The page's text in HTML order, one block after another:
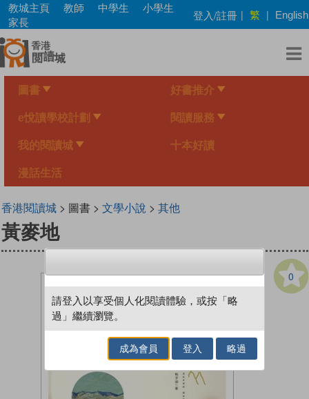
Skip
main
content
教城主頁 教師 中學生
小學生
家長
登入/註冊 | 繁 | English
圖書 好書推介
e悅讀學校計劃 閱讀服務
我的閱讀城 十本好讀
漫話生活
香港閱讀城> 圖書 > 文學小說 > 其他
黃麥地
0
請登入以享受個人化閱讀體驗，或按「略
過」繼續瀏覽。
成為會員 登入 略過